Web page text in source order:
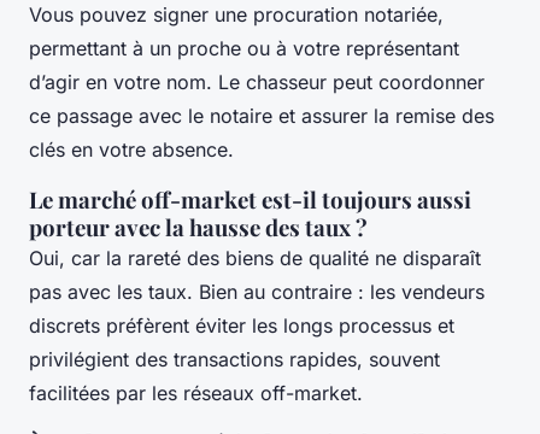
Vous pouvez signer une procuration notariée,
permettant à un proche ou à votre représentant
d’agir en votre nom. Le chasseur peut coordonner
ce passage avec le notaire et assurer la remise des
clés en votre absence.
Le marché off-market est-il toujours aussi
porteur avec la hausse des taux ?
Oui, car la rareté des biens de qualité ne disparaît
pas avec les taux. Bien au contraire : les vendeurs
discrets préfèrent éviter les longs processus et
privilégient des transactions rapides, souvent
facilitées par les réseaux off-market.